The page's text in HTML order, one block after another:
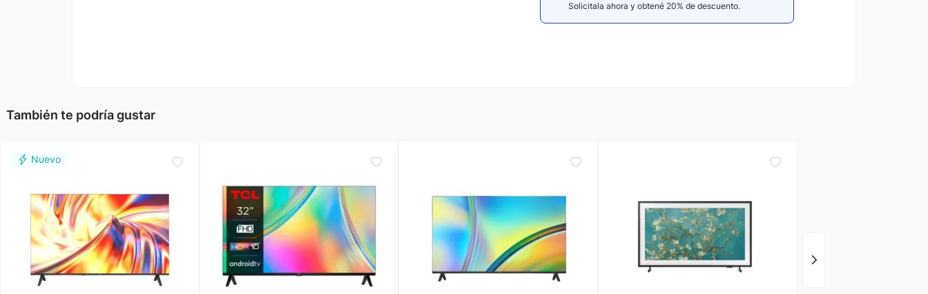
Solicitala ahora y obtené 20% de descuento.
También te podría gustar